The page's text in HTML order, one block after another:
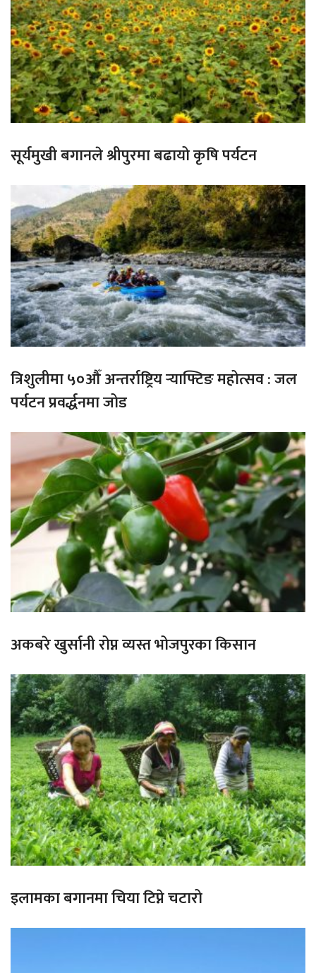
सूर्यमुखी बगानले श्रीपुरमा बढायो कृषि पर्यटन
त्रिशुलीमा ५०औँ अन्तर्राष्ट्रिय र्‍याफ्टिङ महोत्सव : जल
पर्यटन प्रवर्द्धनमा जोड
अकबरे खुर्सानी रोप्न व्यस्त भोजपुरका किसान
इलामका बगानमा चिया टिप्ने चटारो